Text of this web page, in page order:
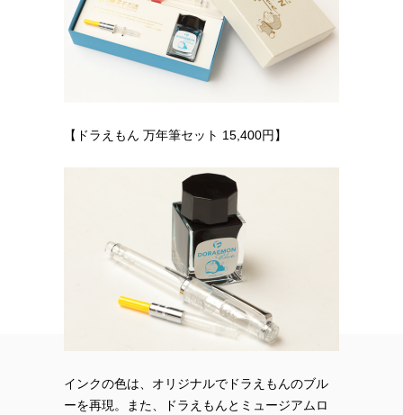
【ドラえもん 万年筆セット 15,400円】
インクの色は、オリジナルでドラえもんのブル
ーを再現。また、ドラえもんとミュージアムロ